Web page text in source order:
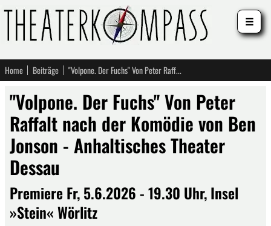
Home Beiträge "Volpone. Der Fuchs" Von Peter Raffalt nach der Komödie von Ben Jonson - Anhaltisches Theater Dessau
"Volpone. Der Fuchs" Von Peter
Raffalt nach der Komödie von Ben
Jonson - Anhaltisches Theater
Dessau
Premiere Fr, 5.6.2026 - 19.30 Uhr, Insel
»Stein« Wörlitz
☰